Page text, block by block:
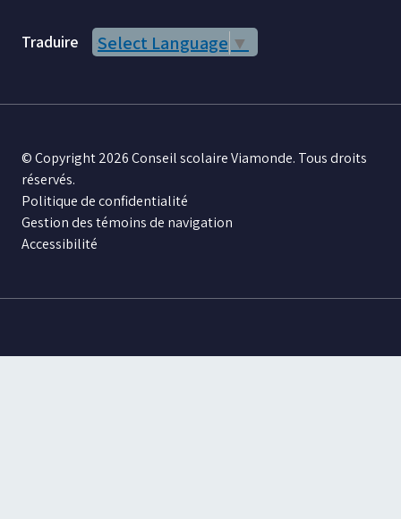
Traduire Select Language ▼
© Copyright 2026 Conseil scolaire Viamonde. Tous droits
réservés.
Politique de confidentialité
Gestion des témoins de navigation
Accessibilité